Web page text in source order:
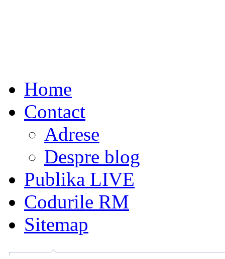
Home
Contact
Adrese
Despre blog
Publika LIVE
Codurile RM
Sitemap